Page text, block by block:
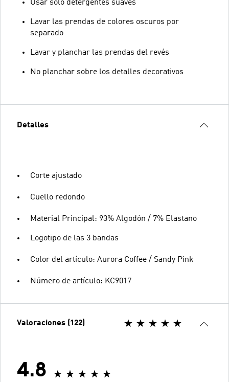
Usar solo detergentes suaves
Lavar las prendas de colores oscuros por
separado
Lavar y planchar las prendas del revés
No planchar sobre los detalles decorativos
Detalles
Corte ajustado
Cuello redondo
Material Principal: 93% Algodón / 7% Elastano
Logotipo de las 3 bandas
Color del artículo: Aurora Coffee / Sandy Pink
Número de artículo: KC9017
Valoraciones (122)
4.8